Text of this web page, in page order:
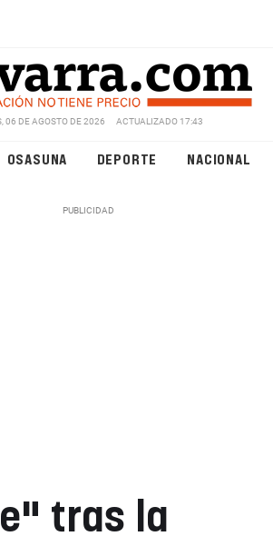
06 DE AGOSTO DE 2026 ACTUALIZADO 17:43
OSASUNA DEPORTE NACIONAL
tras la